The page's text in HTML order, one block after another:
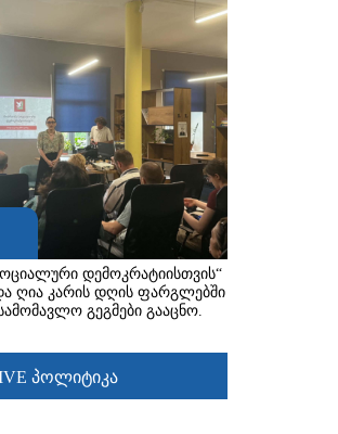
დემოკრატიისთვის“
ღია კარის დღის ფარგლებში
გეგმები გააცნო.
პოლიტიკა